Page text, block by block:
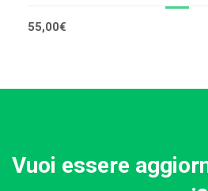
55,00€
Vuoi essere